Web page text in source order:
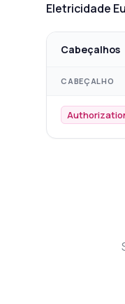
Eletricidade
Cabeçalhos
CABEÇALHO